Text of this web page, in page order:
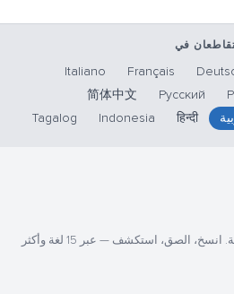
في
Français
Italiano
Русский
简体中文
हिन्दी
Indonesia
Tagalog
كل رمز تعبيري، كل معنى، كل لغة. انسخ، الصق، استكشف — عبر 15 لغة وأكثر